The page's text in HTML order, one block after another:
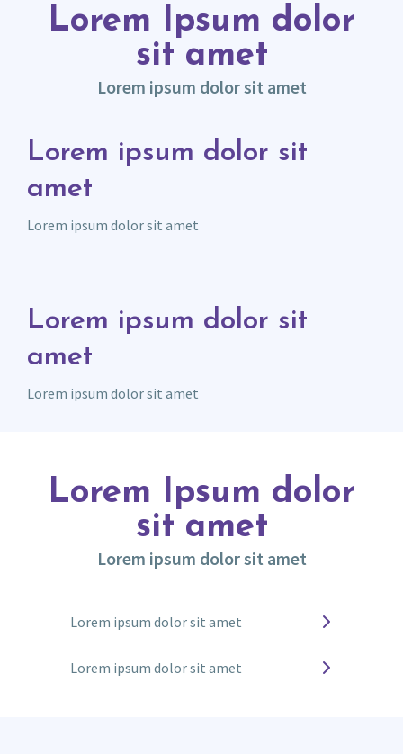
Lorem Ipsum dolor
sit amet
Lorem ipsum dolor sit amet
Lorem ipsum dolor sit
amet
Lorem ipsum dolor sit amet
Lorem ipsum dolor sit
amet
Lorem ipsum dolor sit amet
Lorem Ipsum dolor
sit amet
Lorem ipsum dolor sit amet
Lorem ipsum dolor sit amet
Lorem ipsum dolor sit amet